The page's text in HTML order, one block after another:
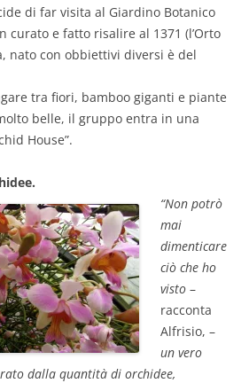
di far visita al Giardino Botanico
curato e fatto risalire al 1371 (l’Orto
nato con obbiettivi diversi è del
tra fiori, bamboo giganti e piante
belle, il gruppo entra in una
House”.
“Non potrò
mai
dimenticare
ciò che ho
visto –
racconta
Alfrisio, –
un vero
dalla quantità di orchidee,